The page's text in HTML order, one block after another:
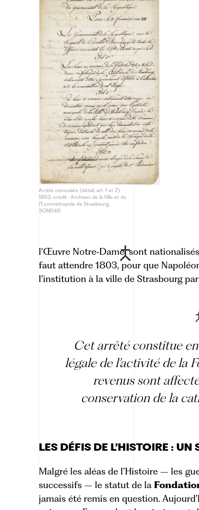
Arrêté consulaire (détail, art. 1 et 2),
1803, crédit : Archives de la Ville et de
l’Eurométropole de Strasbourg,
3OND49
l’Œuvre Notre‑Damesont
faut attendre 1803, pour que
l’institution à la ville de Strasbourg
Cet arrêté constitue
légale de l’activité de la
revenus sont
conservation de la
LES DÉFIS DE L’HISTOIRE : UN
Malgré les aléas de l’Histoire – les
successifs – le statut de la
jamais été remis en question.